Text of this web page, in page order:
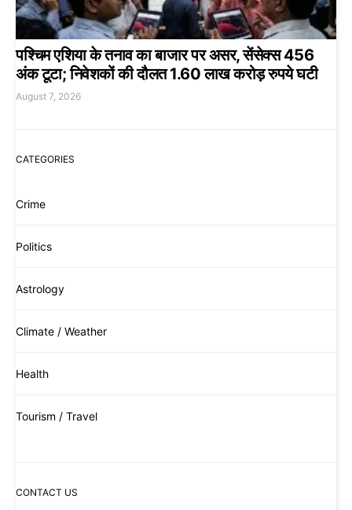
पश्चिम एशिया के तनाव का बाजार पर असर, सेंसेक्स 456
अंक टूटा; निवेशकों की दौलत 1.60 लाख करोड़ रुपये घटी
August 7, 2026
CATEGORIES
Crime
Politics
Astrology
Climate / Weather
Health
Tourism / Travel
CONTACT US